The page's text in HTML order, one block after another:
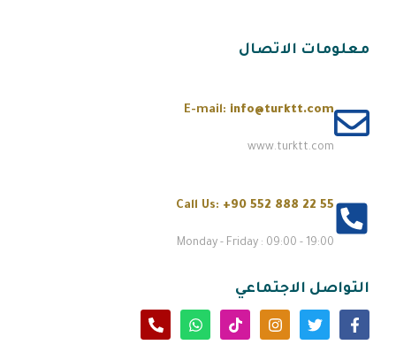
معلومات الاتصال
E-mail: info@turktt.com
www.turktt.com
Call Us: +90 552 888 22 55
Monday - Friday : 09:00 - 19:00
التواصل الاجتماعي